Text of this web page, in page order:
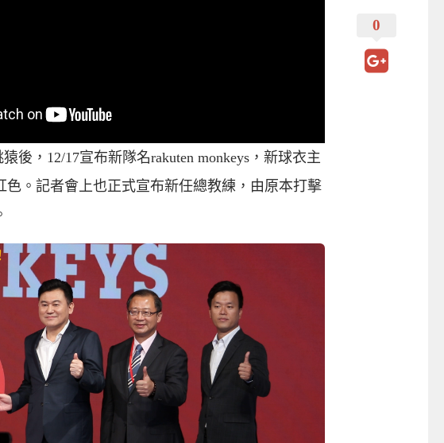
後，12/17宣布新隊名rakuten monkeys，新球衣主
色。記者會上也正式宣布新任總教練，由原本打擊
0